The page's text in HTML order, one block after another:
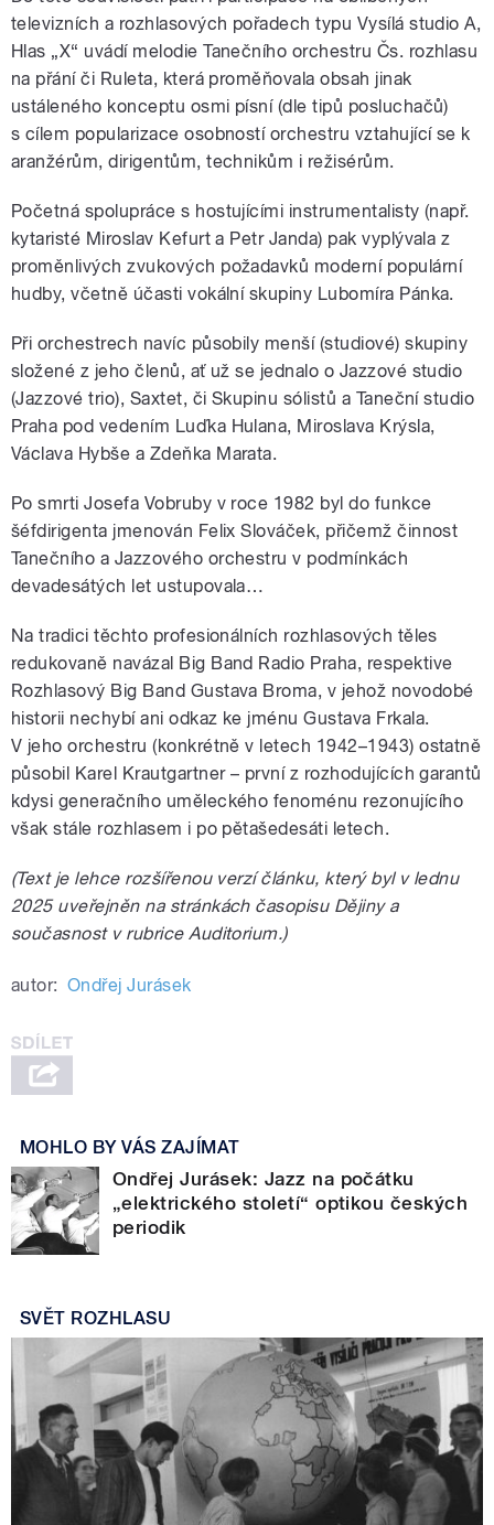
televizních a rozhlasových pořadech typu Vysílá studio A,
Hlas „X“ uvádí melodie Tanečního orchestru Čs. rozhlasu
na přání či Ruleta, která proměňovala obsah jinak
ustáleného konceptu osmi písní (dle tipů posluchačů)
s cílem popularizace osobností orchestru vztahující se k
aranžérům, dirigentům, technikům i režisérům.
Početná spolupráce s hostujícími instrumentalisty (např.
kytaristé Miroslav Kefurt a Petr Janda) pak vyplývala z
proměnlivých zvukových požadavků moderní populární
hudby, včetně účasti vokální skupiny Lubomíra Pánka.
Při orchestrech navíc působily menší (studiové) skupiny
složené z jeho členů, ať už se jednalo o Jazzové studio
(Jazzové trio), Saxtet, či Skupinu sólistů a Taneční studio
Praha pod vedením Luďka Hulana, Miroslava Krýsla,
Václava Hybše a Zdeňka Marata.
Po smrti Josefa Vobruby v roce 1982 byl do funkce
šéfdirigenta jmenován Felix Slováček, přičemž činnost
Tanečního a Jazzového orchestru v podmínkách
devadesátých let ustupovala…
Na tradici těchto profesionálních rozhlasových těles
redukovaně navázal Big Band Radio Praha, respektive
Rozhlasový Big Band Gustava Broma, v jehož novodobé
historii nechybí ani odkaz ke jménu Gustava Frkala.
V jeho orchestru (konkrétně v letech 1942–1943) ostatně
působil Karel Krautgartner – první z rozhodujících garantů
kdysi generačního uměleckého fenoménu rezonujícího
však stále rozhlasem i po pětašedesáti letech.
(Text je lehce rozšířenou verzí článku, který byl v lednu
2025 uveřejněn na stránkách časopisu Dějiny a
současnost v rubrice Auditorium.)
autor: Ondřej Jurásek
MOHLO BY VÁS ZAJÍMAT
Ondřej Jurásek: Jazz na počátku
„elektrického století“ optikou českých
periodik
SVĚT ROZHLASU